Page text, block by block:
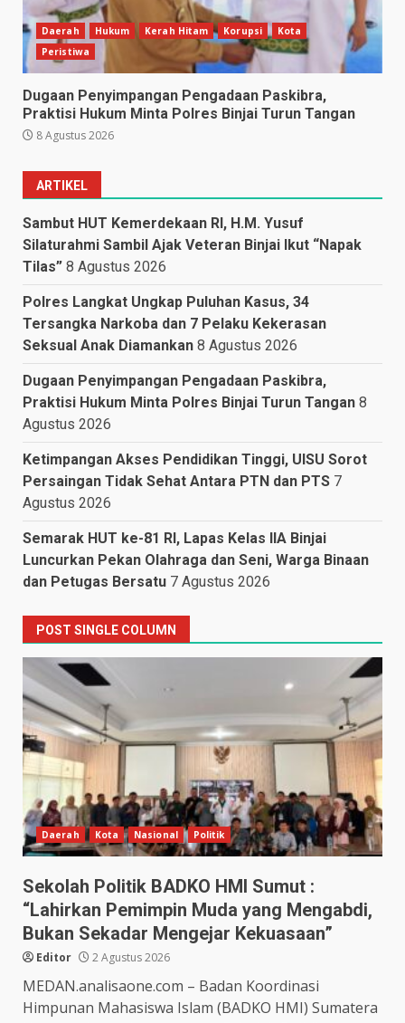
Daerah Hukum Kerah Hitam Korupsi
Kota
Peristiwa
Dugaan Penyimpangan Pengadaan Paskibra,
Praktisi Hukum Minta Polres Binjai Turun Tangan
8 Agustus 2026
ARTIKEL
Sambut HUT Kemerdekaan RI, H.M. Yusuf
Silaturahmi Sambil Ajak Veteran Binjai Ikut “Napak
Tilas” 8 Agustus 2026
Polres Langkat Ungkap Puluhan Kasus, 34
Tersangka Narkoba dan 7 Pelaku Kekerasan
Seksual Anak Diamankan 8 Agustus 2026
Dugaan Penyimpangan Pengadaan Paskibra,
Praktisi Hukum Minta Polres Binjai Turun Tangan 8
Agustus 2026
Ketimpangan Akses Pendidikan Tinggi, UISU Sorot
Persaingan Tidak Sehat Antara PTN dan PTS 7
Agustus 2026
Semarak HUT ke-81 RI, Lapas Kelas IIA Binjai
Luncurkan Pekan Olahraga dan Seni, Warga Binaan
dan Petugas Bersatu 7 Agustus 2026
POST SINGLE COLUMN
Daerah Kota Nasional Politik
Sekolah Politik BADKO HMI Sumut :
“Lahirkan Pemimpin Muda yang Mengabdi,
Bukan Sekadar Mengejar Kekuasaan”
Editor 2 Agustus 2026
MEDAN.analisaone.com – Badan Koordinasi
Himpunan Mahasiswa Islam (BADKO HMI) Sumatera